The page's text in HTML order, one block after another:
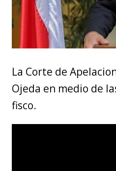
La Corte de
Ojeda en medio de
fisco.